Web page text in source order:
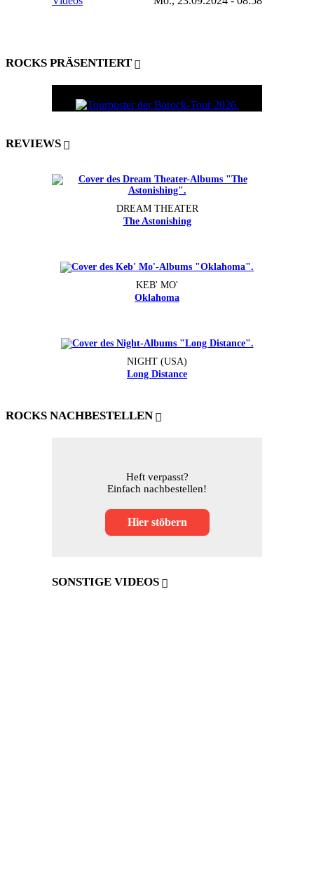
ROCKS PRÄSENTIERT
REVIEWS
DREAM THEATER
The Astonishing
KEB' MO'
Oklahoma
NIGHT (USA)
Long Distance
ROCKS NACHBESTELLEN
Heft verpasst?
Einfach nachbestellen!
Hier stöbern
SONSTIGE VIDEOS